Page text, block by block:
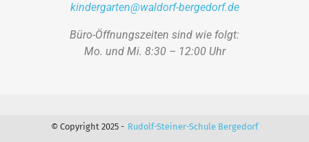
kindergarten@waldorf-bergedorf.de
Büro-Öffnungszeiten sind wie folgt:
Mo. und Mi. 8:30 – 12:00 Uhr
© Copyright 2025 - Rudolf-Steiner-Schule Bergedorf